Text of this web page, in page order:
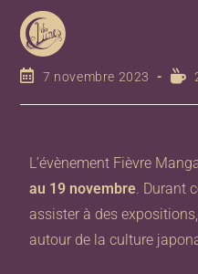
7 novembre 2023
L’évènement Fièvre
au 19 novembre. Durant
assister à des
autour de la culture